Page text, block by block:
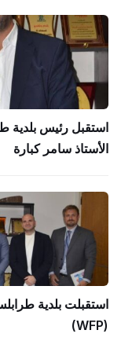
استقبل رئيس بلدية
الأستاذ سامر كبارة
استقبلت بلدية
(WFP)